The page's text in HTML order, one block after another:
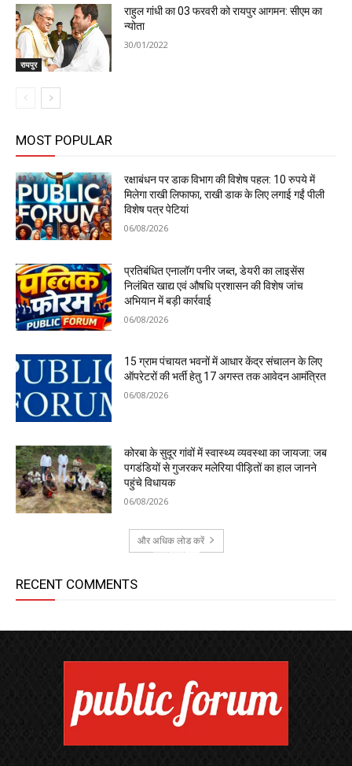
रायपुर
राहुल गांधी का 03 फरवरी को रायपुर आगमन: सीएम का
न्योता
30/01/2022
MOST POPULAR
रक्षाबंधन पर डाक विभाग की विशेष पहल: 10 रुपये में
मिलेगा राखी लिफाफा, राखी डाक के लिए लगाई गईं पीली
विशेष पत्र पेटियां
06/08/2026
प्रतिबंधित एनालॉग पनीर जब्त, डेयरी का लाइसेंस
निलंबित खाद्य एवं औषधि प्रशासन की विशेष जांच
अभियान में बड़ी कार्रवाई
06/08/2026
15 ग्राम पंचायत भवनों में आधार केंद्र संचालन के लिए
ऑपरेटरों की भर्ती हेतु 17 अगस्त तक आवेदन आमंत्रित
06/08/2026
कोरबा के सुदूर गांवों में स्वास्थ्य व्यवस्था का जायजा: जब
पगडंडियों से गुजरकर मलेरिया पीड़ितों का हाल जानने
पहुंचे विधायक
06/08/2026
और अधिक लोड करें
RECENT COMMENTS